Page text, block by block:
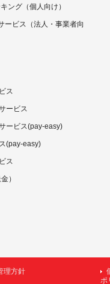
ング（個人向け）
ービス（法人・事業者向
ス
ービス
ービス(pay-easy)
(pay-easy)
ス
）
理方針
ポ